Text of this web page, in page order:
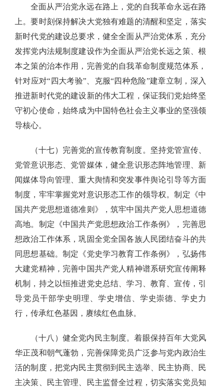
全面从严治党永远在路上，党的自我革命永远在路
上。要时刻保持解决大党独有难题的清醒和坚定，落实
新时代党的建设总要求，健全全面从严治党体系，充分
发挥党内法规制度建设作为全面从严治党长远之策、根
本之策的治本作用，完善党的自我革命制度规范体系，
针对应对“四大考验”、克服“四种危险”建章立制，深入
推进新时代党的建设新的伟大工程，保证我们党始终坚
守初心使命，始终成为中国特色社会主义事业的坚强领
导核心。
（十七）完善党的宣传教育制度。坚持党管宣传、
党管意识形态、党管媒体，健全意识形态阵地管理、新
闻媒体导向管理、重大舆情和突发事件舆论引导等方面
制度，牢牢掌握党对意识形态工作的领导权。制定《中
国共产党思想道德准则》，筑牢中国共产党人思想道德
高地。制定《中国共产党思想政治工作条例》，完善思
想政治工作体系，巩固全党全国各族人民团结奋斗的共
同思想基础。制定《党史学习教育工作条例》，弘扬伟
大建党精神，完善中国共产党人精神谱系研究宣传阐释
机制，持之以恒推进党史总结、学习、教育、宣传，引
导党员干部学史明理、学史增信、学史崇德、学史力
行，传承红色基因，赓续红色血脉。
（十八）健全党内民主制度。着眼保持百年大党风
华正茂和朝气蓬勃，完善保障党员广泛参与党内政治生
活的制度，把党内民主贯彻到民主选举、民主协商、民
主决策、民主管理、民主监督全过程，切实落实党员知